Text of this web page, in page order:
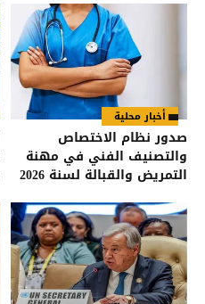
أخبار محلية
صدور نظام الاختصاص
والتصنيف الفني في مهنة
التمريض والقبالة لسنة 2026